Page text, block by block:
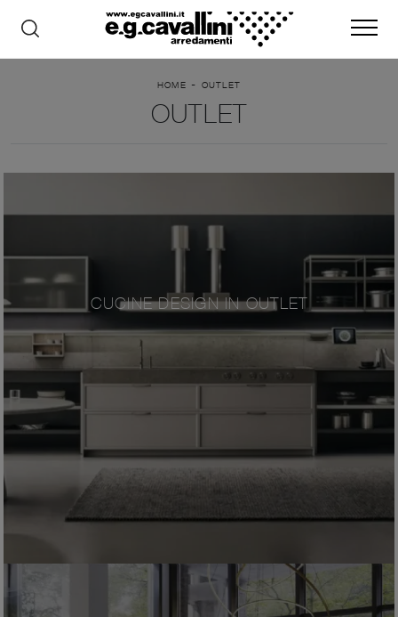
HOME - OUTLET
OUTLET
CUCINE DESIGN IN OUTLET